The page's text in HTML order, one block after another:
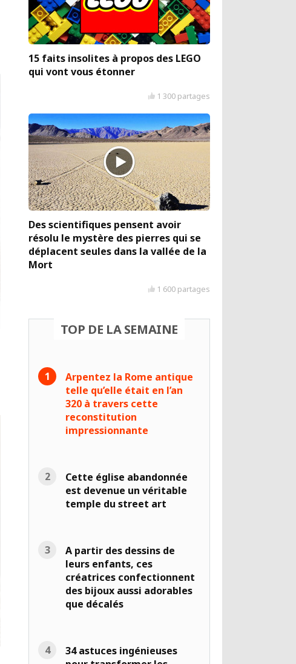
15 faits insolites à propos des LEGO
qui vont vous étonner
1 300 partages
Des scientifiques pensent avoir
résolu le mystère des pierres qui se
déplacent seules dans la vallée de la
Mort
1 600 partages
TOP DE LA SEMAINE
Arpentez la Rome antique
telle qu’elle était en l’an
320 à travers cette
reconstitution
impressionnante
Cette église abandonnée
est devenue un véritable
temple du street art
A partir des dessins de
leurs enfants, ces
créatrices confectionnent
des bijoux aussi adorables
que décalés
34 astuces ingénieuses